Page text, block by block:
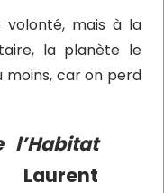
volonté, mais à la
la planète le
moins, car on perd
l’Habitat